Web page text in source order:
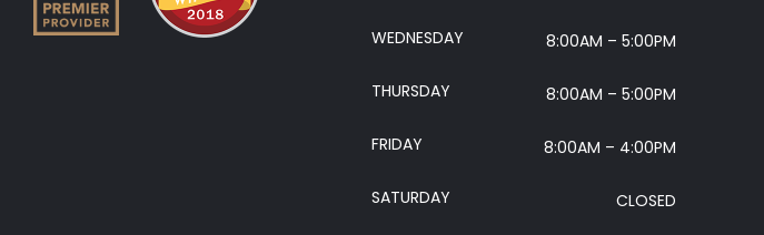
WEDNESDAY 8:00AM – 5:00PM
THURSDAY 8:00AM – 5:00PM
FRIDAY 8:00AM – 4:00PM
SATURDAY CLOSED